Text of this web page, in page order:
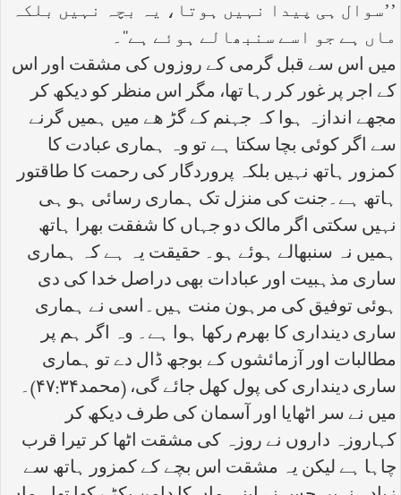
’’سوال ہی پیدا نہیں ہوتا، یہ بچہ نہیں بلکہ
ماں ہے جو اسے سنبھالے ہوئے ہے‘‘۔
میں اس سے قبل گرمی کے روزوں کی مشقت اور اس
کے اجر پر غور کر رہا تھا، مگر اس منظر کو دیکھ کر
مجھے اندازہ ہوا کہ جہنم کے گڑ ھے میں ہمیں گرنے
سے اگر کوئی بچا سکتا ہے تو وہ ہماری عبادت کا
کمزور ہاتھ نہیں بلکہ پروردگار کی رحمت کا طاقتور
ہاتھ ہے۔جنت کی منزل تک ہماری رسائی ہو ہی
نہیں سکتی اگر مالک دو جہاں کا شفقت بھرا ہاتھ
ہمیں نہ سنبھالے ہوئے ہو۔ حقیقت یہ ہے کہ ہماری
ساری مذہبیت اور عبادات بھی دراصل خدا کی دی
ہوئی توفیق کی مرہون منت ہیں۔اسی نے ہماری
ساری دینداری کا بھرم رکھا ہوا ہے۔ وہ اگر ہم پر
مطالبات اور آزمائشوں کے بوجھ ڈال دے تو ہماری
ساری دینداری کی پول کھل جائے گی، (محمد۴۷:۳۴)۔
میں نے سر اٹھایا اور آسمان کی طرف دیکھ کر
کہاروزہ داروں نے روزہ کی مشقت اٹھا کر تیرا قرب
چاہا ہے لیکن یہ مشقت اس بچے کے کمزور ہاتھ سے